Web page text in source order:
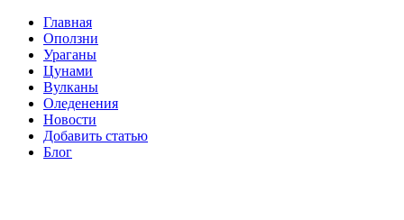
Главная
Оползни
Ураганы
Цунами
Вулканы
Оледенения
Новости
Добавить статью
Блог